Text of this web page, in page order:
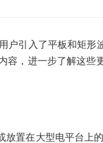
户引入了平板和矩
容，进一步了解这些更
置在大型电平台上